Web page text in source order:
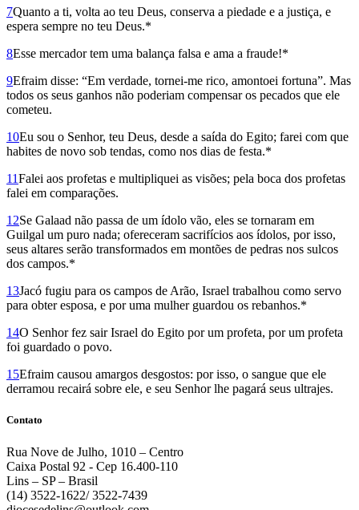
7Quanto a ti, volta ao teu Deus, conserva a piedade e a justiça, e
espera sempre no teu Deus.*
8Esse mercador tem uma balança falsa e ama a fraude!*
9Efraim disse: “Em verdade, tornei-me rico, amontoei fortuna”. Mas
todos os seus ganhos não poderiam compensar os pecados que ele
cometeu.
10Eu sou o Senhor, teu Deus, desde a saída do Egito; farei com que
habites de novo sob tendas, como nos dias de festa.*
11Falei aos profetas e multipliquei as visões; pela boca dos profetas
falei em comparações.
12Se Galaad não passa de um ídolo vão, eles se tornaram em
Guilgal um puro nada; ofereceram sacrifícios aos ídolos, por isso,
seus altares serão transformados em montões de pedras nos sulcos
dos campos.*
13Jacó fugiu para os campos de Arão, Israel trabalhou como servo
para obter esposa, e por uma mulher guardou os rebanhos.*
14O Senhor fez sair Israel do Egito por um profeta, por um profeta
foi guardado o povo.
15Efraim causou amargos desgostos: por isso, o sangue que ele
derramou recairá sobre ele, e seu Senhor lhe pagará seus ultrajes.
Contato
Rua Nove de Julho, 1010 – Centro
Caixa Postal 92 - Cep 16.400-110
Lins – SP – Brasil
(14) 3522-1622/ 3522-7439